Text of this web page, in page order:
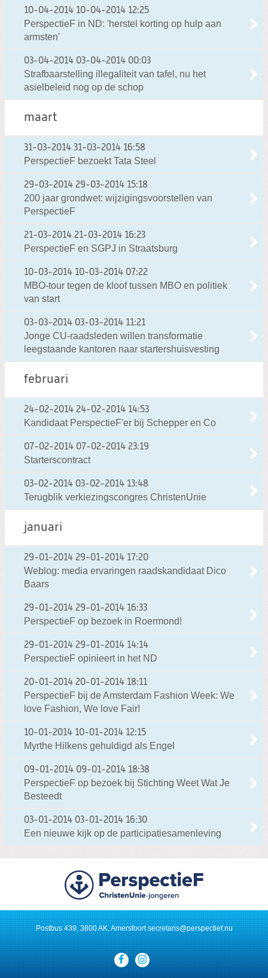
10-04-2014 10-04-2014 12:25
PerspectieF in ND: 'herstel korting op hulp aan
armsten'
03-04-2014 03-04-2014 00:03
Strafbaarstelling illegaliteit van tafel, nu het
asielbeleid nog op de schop
maart
31-03-2014 31-03-2014 16:58
PerspectieF bezoekt Tata Steel
29-03-2014 29-03-2014 15:18
200 jaar grondwet: wijzigingsvoorstellen van
PerspectieF
21-03-2014 21-03-2014 16:23
PerspectieF en SGPJ in Straatsburg
10-03-2014 10-03-2014 07:22
MBO-tour tegen de kloof tussen MBO en politiek
van start
03-03-2014 03-03-2014 11:21
Jonge CU-raadsleden willen transformatie
leegstaande kantoren naar startershuisvesting
februari
24-02-2014 24-02-2014 14:53
Kandidaat PerspectieF'er bij Schepper en Co
07-02-2014 07-02-2014 23:19
Starterscontract
03-02-2014 03-02-2014 13:48
Terugblik verkiezingscongres ChristenUnie
januari
29-01-2014 29-01-2014 17:20
Weblog: media ervaringen raadskandidaat Dico
Baars
29-01-2014 29-01-2014 16:33
PerspectieF op bezoek in Roermond!
29-01-2014 29-01-2014 14:14
PerspectieF opinieert in het ND
20-01-2014 20-01-2014 18:11
PerspectieF bij de Amsterdam Fashion Week: We
love Fashion, We love Fair!
10-01-2014 10-01-2014 12:15
Myrthe Hilkens gehuldigd als Engel
09-01-2014 09-01-2014 18:38
PerspectieF op bezoek bij Stichting Weet Wat Je
Besteedt
03-01-2014 03-01-2014 16:30
Een nieuwe kijk op de participatiesamenleving
Postbus 439, 3800 AK, Amersfoortsecretaris@perspectief.nu